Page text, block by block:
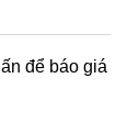
để báo giá